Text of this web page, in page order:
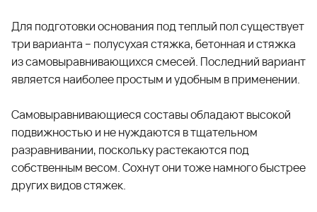
Для подготовки основания под теплый пол существует
три варианта – полусухая стяжка, бетонная и стяжка
из самовыравнивающихся смесей. Последний вариант
является наиболее простым и удобным в применении.
Самовыравнивающиеся составы обладают высокой
подвижностью и не нуждаются в тщательном
разравнивании, поскольку растекаются под
собственным весом. Сохнут они тоже намного быстрее
других видов стяжек.